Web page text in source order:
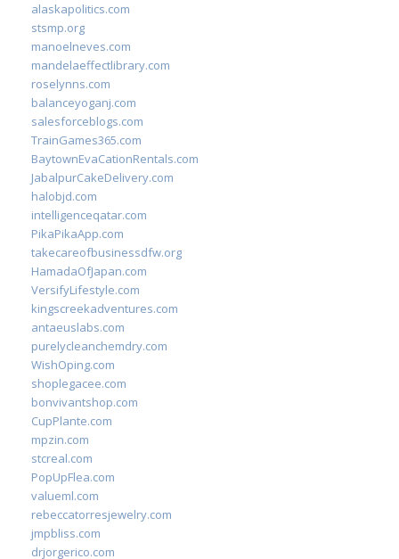
alaskapolitics.com
stsmp.org
manoelneves.com
mandelaeffectlibrary.com
roselynns.com
balanceyoganj.com
salesforceblogs.com
TrainGames365.com
BaytownEvaCationRentals.com
JabalpurCakeDelivery.com
halobjd.com
intelligenceqatar.com
PikaPikaApp.com
takecareofbusinessdfw.org
HamadaOfJapan.com
VersifyLifestyle.com
kingscreekadventures.com
antaeuslabs.com
purelycleanchemdry.com
WishOping.com
shoplegacee.com
bonvivantshop.com
CupPlante.com
mpzin.com
stcreal.com
PopUpFlea.com
valueml.com
rebeccatorresjewelry.com
jmpbliss.com
drjorgerico.com